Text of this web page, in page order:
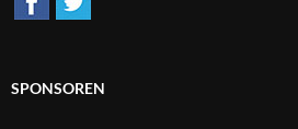
SPONSOREN